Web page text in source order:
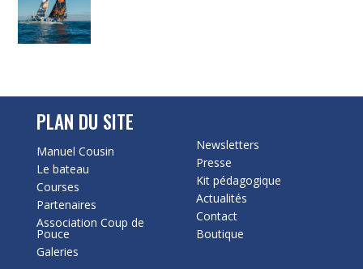
PLAN DU SITE
Manuel Cousin
Le bateau
Courses
Partenaires
Association Coup de
Pouce
Galeries
Newsletters
Presse
Kit pédagogique
Actualités
Contact
Boutique